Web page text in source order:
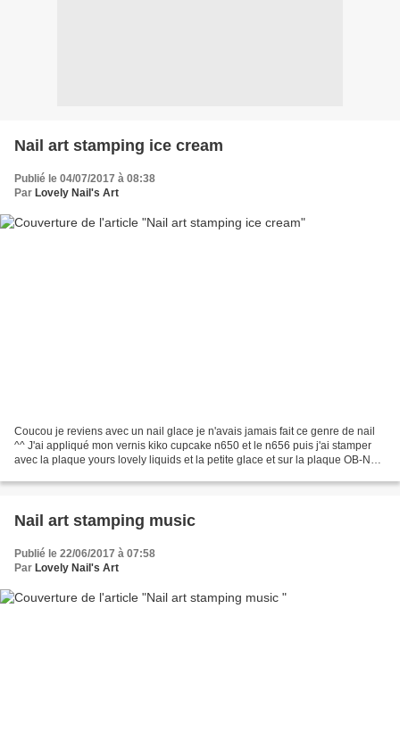
Nail art stamping ice cream
Publié le 04/07/2017 à 08:38
Par Lovely Nail's Art
Coucou je reviens avec un nail glace je n'avais jamais fait ce genre de nail
^^ J'ai appliqué mon vernis kiko cupcake n650 et le n656 puis j'ai stamper
avec la plaque yours lovely liquids et la petite glace et sur la plaque OB-Nail
Nail art stamping music
Publié le 22/06/2017 à 07:58
Par Lovely Nail's Art